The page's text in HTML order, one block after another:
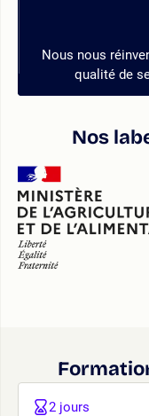
Nous nous
qualité de
Nos
2 jours